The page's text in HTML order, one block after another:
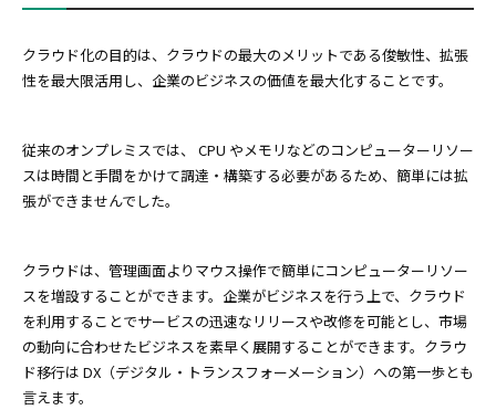
クラウド化の目的は、クラウドの最大のメリットである俊敏性、拡張
性を最大限活用し、企業のビジネスの価値を最大化することです。
従来のオンプレミスでは、 CPU やメモリなどのコンピューターリソー
スは時間と手間をかけて調達・構築する必要があるため、簡単には拡
張ができませんでした。
クラウドは、管理画面よりマウス操作で簡単にコンピューターリソー
スを増設することができます。企業がビジネスを行う上で、クラウド
を利用することでサービスの迅速なリリースや改修を可能とし、市場
の動向に合わせたビジネスを素早く展開することができます。クラウ
ド移行は DX（デジタル・トランスフォーメーション）への第一歩とも
言えます。